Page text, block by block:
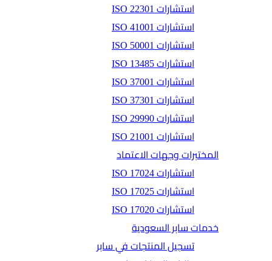
استشارات ISO 22301
استشارات ISO 41001
استشارات ISO 50001
استشارات ISO 13485
استشارات ISO 37001
استشارات ISO 37301
استشارات ISO 29990
استشارات ISO 21001
المختبرات وجهات الاعتماد
استشارات ISO 17024
استشارات ISO 17025
استشارات ISO 17020
خدمات سابر السعودية
تسجيل المنتجات في سابر